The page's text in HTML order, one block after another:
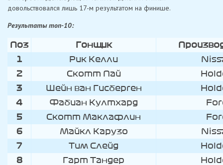
довольствовался лишь 17-м результатом на финише.
Результаты топ-10:
Поз Гонщик
1
Рик Келли
2
Скотт Пай
3
Шейн ван Гисберген
4
Фабиан Култхард
5
Скотт Маклафлин
6
Майкл Карузо
7
Тим Слейд
8
Гарт Тандер